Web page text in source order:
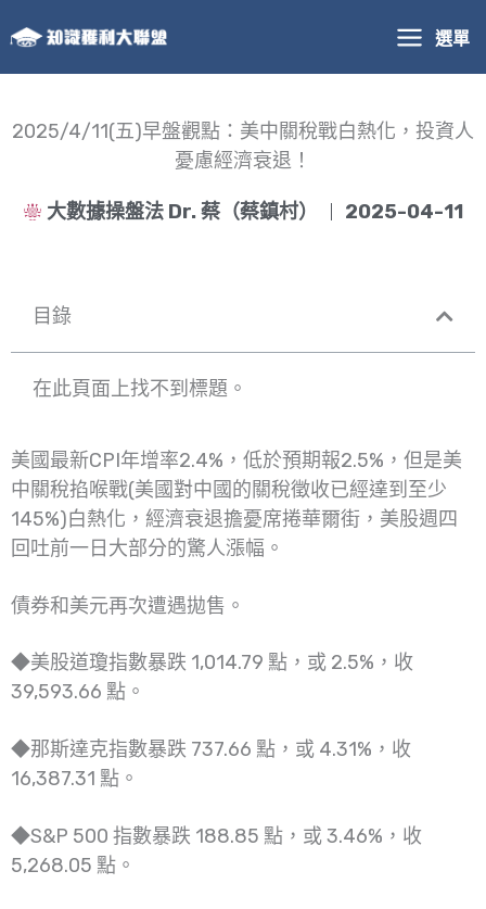
至
主
內
選單
2025/4/11(五)早盤觀點：美中關稅戰白熱化，投資人
憂慮經濟衰退！
大數據操盤法 Dr. 蔡（蔡鎮村） 2025-04-11
目錄
在此頁面上找不到標題。
美國最新CPI年增率2.4%，低於預期報2.5%，但是美
中關稅掐喉戰(美國對中國的關稅徵收已經達到至少
145%)白熱化，經濟衰退擔憂席捲華爾街，美股週四
回吐前一日大部分的驚人漲幅。
債券和美元再次遭遇拋售。
◆美股道瓊指數暴跌 1,014.79 點，或 2.5%，收
39,593.66 點。
◆那斯達克指數暴跌 737.66 點，或 4.31%，收
16,387.31 點。
◆S&P 500 指數暴跌 188.85 點，或 3.46%，收
5,268.05 點。